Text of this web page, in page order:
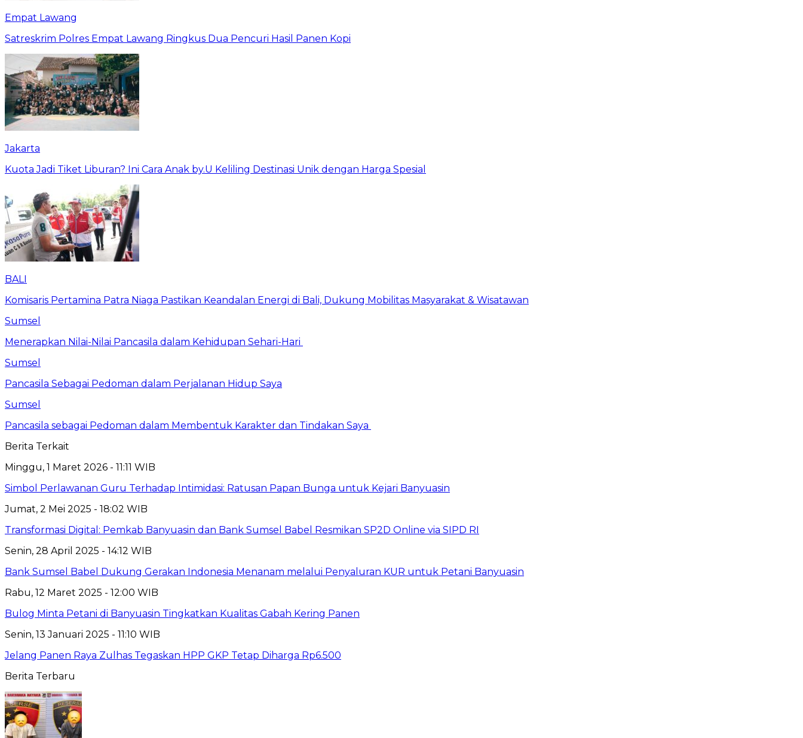
Empat Lawang
Satreskrim Polres Empat Lawang Ringkus Dua Pencuri Hasil Panen Kopi
Jakarta
Kuota Jadi Tiket Liburan? Ini Cara Anak by.U Keliling Destinasi Unik dengan Harga Spesial
BALI
Komisaris Pertamina Patra Niaga Pastikan Keandalan Energi di Bali, Dukung Mobilitas Masyarakat & Wisatawan
Sumsel
Menerapkan Nilai-Nilai Pancasila dalam Kehidupan Sehari-Hari
Sumsel
Pancasila Sebagai Pedoman dalam Perjalanan Hidup Saya
Sumsel
Pancasila sebagai Pedoman dalam Membentuk Karakter dan Tindakan Saya
Berita Terkait
Minggu, 1 Maret 2026 - 11:11 WIB
Simbol Perlawanan Guru Terhadap Intimidasi: Ratusan Papan Bunga untuk Kejari Banyuasin
Jumat, 2 Mei 2025 - 18:02 WIB
Transformasi Digital: Pemkab Banyuasin dan Bank Sumsel Babel Resmikan SP2D Online via SIPD RI
Senin, 28 April 2025 - 14:12 WIB
Bank Sumsel Babel Dukung Gerakan Indonesia Menanam melalui Penyaluran KUR untuk Petani Banyuasin
Rabu, 12 Maret 2025 - 12:00 WIB
Bulog Minta Petani di Banyuasin Tingkatkan Kualitas Gabah Kering Panen
Senin, 13 Januari 2025 - 11:10 WIB
Jelang Panen Raya Zulhas Tegaskan HPP GKP Tetap Diharga Rp6.500
Berita Terbaru